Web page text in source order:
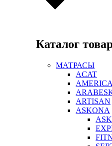
Каталог
МАТРАСЫ
ACAT
ARTISAN
ASKONA